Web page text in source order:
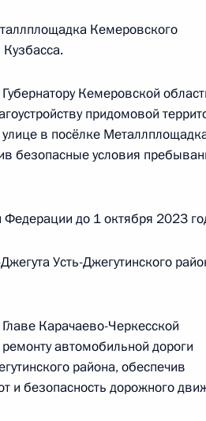
личного приёма в режиме
по поручению
Алексеем Громовым
по приёму граждан в
личного приёма в режиме
проведённого по поручению
Российской Федерации по
Кемеровского
Кемеровской
придомовой
в посёлке
безопасные условия
до 1 октября 2023
Усть-Джегутинского
Карачаево-Черкесской
автомобильной дороги
района, обеспечив
и безопасность дорожного